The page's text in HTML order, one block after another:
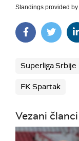
Standings provided by
Superliga Srbije
FK Spartak
Vezani članci